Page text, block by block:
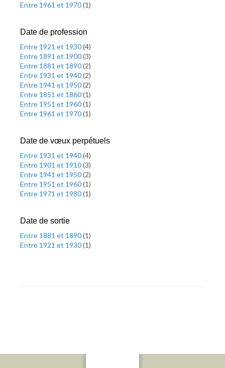
Entre 1961 et 1970(1)
Date de profession
Entre 1921 et 1930(4)
Entre 1891 et 1900(3)
Entre 1881 et 1890(2)
Entre 1931 et 1940(2)
Entre 1941 et 1950(2)
Entre 1851 et 1860(1)
Entre 1951 et 1960(1)
Entre 1961 et 1970(1)
Date de vœux perpétuels
Entre 1931 et 1940(4)
Entre 1901 et 1910(3)
Entre 1941 et 1950(2)
Entre 1951 et 1960(1)
Entre 1971 et 1980(1)
Date de sortie
Entre 1881 et 1890(1)
Entre 1921 et 1930(1)